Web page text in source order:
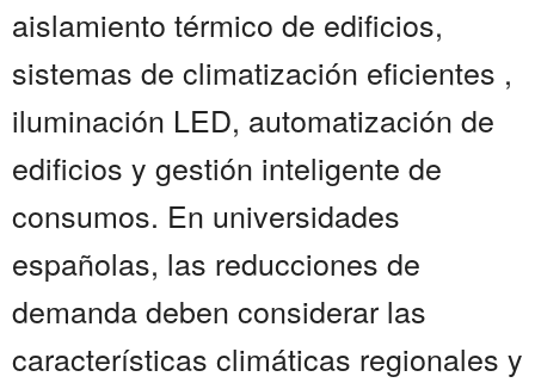
aislamiento térmico de edificios,
sistemas de climatización eficientes ,
iluminación LED, automatización de
edificios y gestión inteligente de
consumos. En universidades
españolas, las reducciones de
demanda deben considerar las
características climáticas regionales y